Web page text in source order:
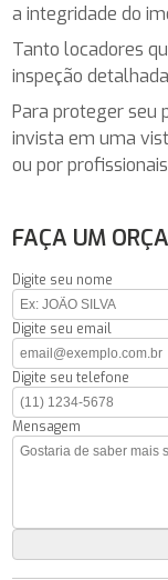
a integridade do
Tanto locadores
inspeção
Para proteger seu
invista em uma
ou por
FAÇA UM
Digite seu nome
Digite seu email
Digite seu telefone
Mensagem